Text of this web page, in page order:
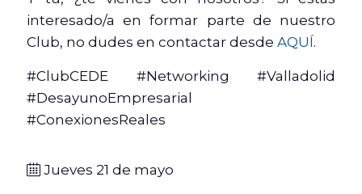
interesado/a en formar parte de nuestro
Club, no dudes en contactar desde AQUÍ.
#ClubCEDE #Networking #Valladolid
#DesayunoEmpresarial
#ConexionesReales
Jueves 21 de mayo